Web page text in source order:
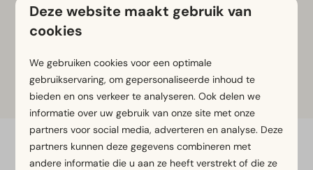
vertrekken van het kasteel met eigen ogen bekeken
worden. In de omgeving zijn ook wandel- en
Meer informatie
Veilig betalen
Deze website maakt gebruik van
cookies
We gebruiken cookies voor een optimale
gebruikservaring, om gepersonaliseerde inhoud te
bieden en ons verkeer te analyseren. Ook delen we
informatie over uw gebruik van onze site met onze
partners voor social media, adverteren en analyse. Deze
partners kunnen deze gegevens combineren met
andere informatie die u aan ze heeft verstrekt of die ze